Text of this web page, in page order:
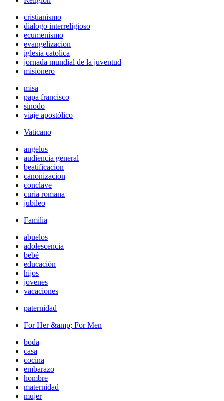
cristianismo
dialogo interreligioso
ecumenismo
evangelizacion
iglesia catolica
jornada mundial de la juventud
misionero
misa
papa francisco
sinodo
viaje apostólico
Vaticano
angelus
audiencia general
beatificacion
canonizacion
conclave
curia romana
jubileo
Familia
abuelos
adolescencia
bebé
educación
hijos
jovenes
vacaciones
paternidad
For Her &amp; For Men
boda
casa
cocina
embarazo
hombre
maternidad
mujer